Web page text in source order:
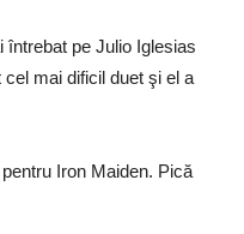
întrebat pe Julio Iglesias
mai dificil duet şi el a
Iron Maiden. Pică